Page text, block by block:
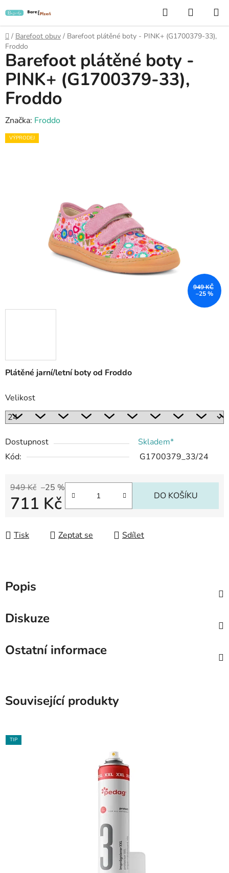
na
obsah
Hledat
KOŠÍK
Domů
/ Barefoot obuv / Barefoot plátěné boty - PINK+ (G1700379-33),
Froddo
Plátěné jarní/letní boty od Froddo
Velikost
Dostupnost
Skladem*
Kód:
G1700379_33/24
949 Kč –25 %
711 Kč DO KOŠÍKU
Tisk Zeptat se Sdílet
Barefoot plátěné boty -
PINK+ (G1700379-33),
Froddo
Značka: Froddo
VÝPRODEJ
949 KČ
–25 %
Popis
Diskuze
Ostatní informace
Související produkty
TIP